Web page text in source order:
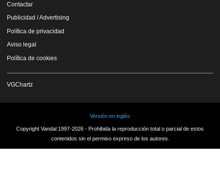
Contactar
Publicidad / Advertising
Política de privacidad
Aviso legal
Política de cookies
VGChartz
Versión en inglés
Copyright Vandal 1997-2026 - Prohibida la reproducción total o parcial de estos
contenidos sin el permiso expreso de los autores.